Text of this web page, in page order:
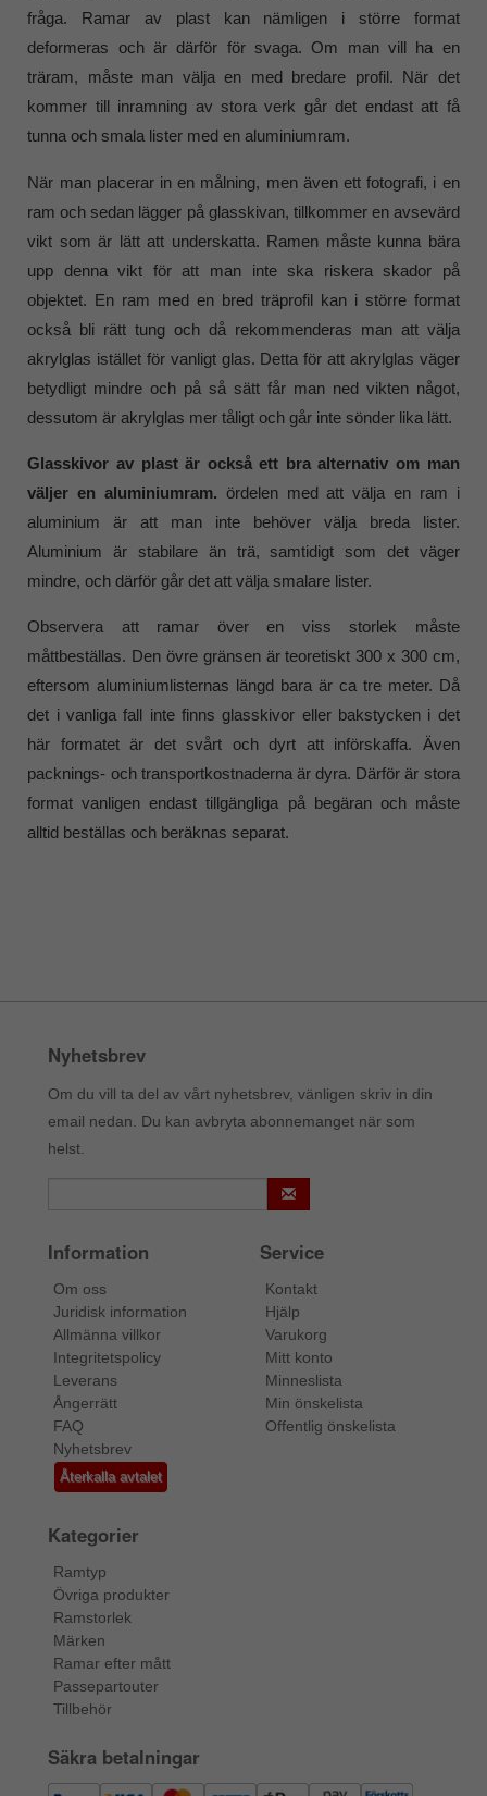
fråga. Ramar av plast kan nämligen i större format
deformeras och är därför för svaga. Om man vill ha en
träram, måste man välja en med bredare profil. När det
kommer till inramning av stora verk går det endast att få
tunna och smala lister med en aluminiumram.
När man placerar in en målning, men även ett fotografi, i en
ram och sedan lägger på glasskivan, tillkommer en avsevärd
vikt som är lätt att underskatta. Ramen måste kunna bära
upp denna vikt för att man inte ska riskera skador på
objektet. En ram med en bred träprofil kan i större format
också bli rätt tung och då rekommenderas man att välja
akrylglas istället för vanligt glas. Detta för att akrylglas väger
betydligt mindre och på så sätt får man ned vikten något,
dessutom är akrylglas mer tåligt och går inte sönder lika lätt.
Glasskivor av plast är också ett bra alternativ om man
väljer en aluminiumram. ördelen med att välja en ram i
aluminium är att man inte behöver välja breda lister.
Aluminium är stabilare än trä, samtidigt som det väger
mindre, och därför går det att välja smalare lister.
Observera att ramar över en viss storlek måste
måttbeställas. Den övre gränsen är teoretiskt 300 x 300 cm,
eftersom aluminiumlisternas längd bara är ca tre meter. Då
det i vanliga fall inte finns glasskivor eller bakstycken i det
här formatet är det svårt och dyrt att införskaffa. Även
packnings- och transportkostnaderna är dyra. Därför är stora
format vanligen endast tillgängliga på begäran och måste
alltid beställas och beräknas separat.
Nyhetsbrev
Om du vill ta del av vårt nyhetsbrev, vänligen skriv in din
email nedan. Du kan avbryta abonnemanget när som
helst.
Information
Om oss
Juridisk information
Allmänna villkor
Integritetspolicy
Leverans
Ångerrätt
FAQ
Nyhetsbrev
Återkalla avtalet
Service
Kontakt
Hjälp
Varukorg
Mitt konto
Minneslista
Min önskelista
Offentlig önskelista
Kategorier
Ramtyp
Övriga produkter
Ramstorlek
Märken
Ramar efter mått
Passepartouter
Tillbehör
Säkra betalningar